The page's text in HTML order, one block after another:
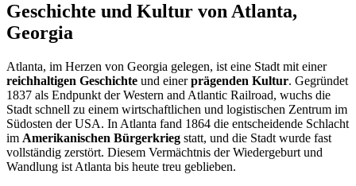
Geschichte und Kultur von Atlanta,
Georgia
Atlanta, im Herzen von Georgia gelegen, ist eine Stadt mit einer
reichhaltigen Geschichte und einerprägenden Kultur. Gegründet
1837 als Endpunkt der Western and Atlantic Railroad, wuchs die
Stadt schnell zu einem wirtschaftlichen und logistischen Zentrum im
Südosten der USA. In Atlanta fand 1864 die entscheidende Schlacht
im Amerikanischen Bürgerkrieg statt, und die Stadt wurde fast
vollständig zerstört. Diesem Vermächtnis der Wiedergeburt und
Wandlung ist Atlanta bis heute treu geblieben.